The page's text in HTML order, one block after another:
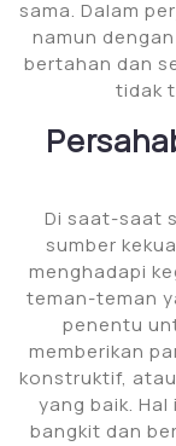
sama. Dalam
namun
bertahan dan
tidak
Di saat-saat
sumber
menghadapi
teman-teman
penentu
memberikan
konstruktif,
yang baik.
bangkit dan